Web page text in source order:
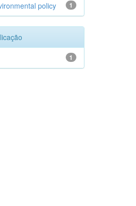
1
policy
1